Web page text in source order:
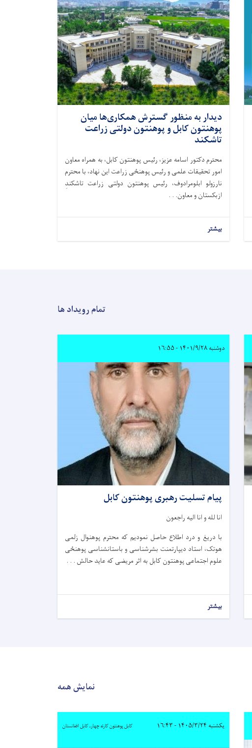
دیدار به منظور گسترش همکاری‌ها میان
پوهنتون کابل و پوهنتون دولتی زراعت
تاشکند
محترم دکتور اسامه عزیز، رئیس پوهنتون کابل، به همراه معاون
امور تحقیقات علمی و رئیس پوهنځی زراعت این نهاد، با محترم
نارزولو ابلومرادوف، رئیس پوهنتون دولتی زراعت تاشکندِ
ازبکستان و معاون. . .
بیشتر
تمام رویداد ها
دوشنبه ۱۴۰۱/۹/۲۸ - ۱۶:۵۵
پیام تسلیت رهبری پوهنتون کابل
انا لله و انا الیه راجعون
با دریغ و درد اطلاع حاصل نمودیم که محترم‌ پوهنوال زلمی
هوتک، استاد دیپارتمنت بشرشناسی و باستانشناسی پوهنځی
علوم اجتماعی پوهنتون کابل به اثر مریضی که عاید حالش . . .
بیشتر
نمایش همه
یکشنبه ۱۴۰۵/۳/۲۴ - ۱۶:۴۳ کابل پوهنتون کارته چهارـ کابل افغانستان